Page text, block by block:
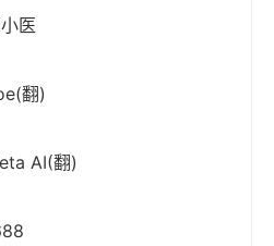
医
翻)
AI(翻)